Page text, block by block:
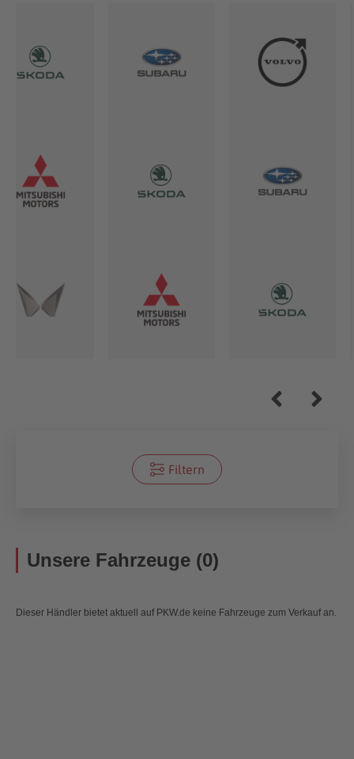
Filtern
Unsere Fahrzeuge (0)
Dieser Händler bietet aktuell auf PKW.de keine Fahrzeuge zum Verkauf an.